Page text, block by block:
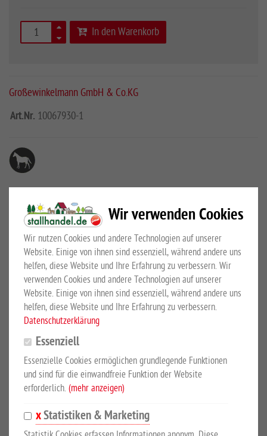
In den Warenkorb
Großewinkelmann GmbH & Co.KG
Art.Nr. 10067930-1
Mehr Details Großewinkelmann GmbH & Co.KG
PRODUKTBESCHREIBUNG
180 Watt mit Messersatz für Pferde
Die Schermaschine Heiniger Delta3 ist die erste Vieh- und
Pferdeschermaschine mit drei Schergeschwindigkeiten. Dies
erlaubt eine angenehme Schur auch unter schwierigen und
harten Bedingungen. Die Delta3 ist pflegeleicht und sehr solide.
Motorleistung: 180 Watt
Geschwindigkeit: 2100 Doppelhübe/min
Länge: 310 mm
Wir verwenden Cookies
Wir nutzen Cookies und andere Technologien auf unserer
Website. Einige von ihnen sind essenziell, während andere uns
helfen, diese Website und Ihre Erfahrung zu verbessern. Wir
verwenden Cookies und andere Technologien auf unserer
Website. Einige von ihnen sind essenziell, während andere uns
helfen, diese Website und Ihre Erfahrung zu verbessern.
Datenschutzerklärung
Essenziell
Essenzielle Cookies ermöglichen grundlegende Funktionen
und sind für die einwandfreie Funktion der Website
erforderlich. (mehr anzeigen)
Statistiken & Marketing